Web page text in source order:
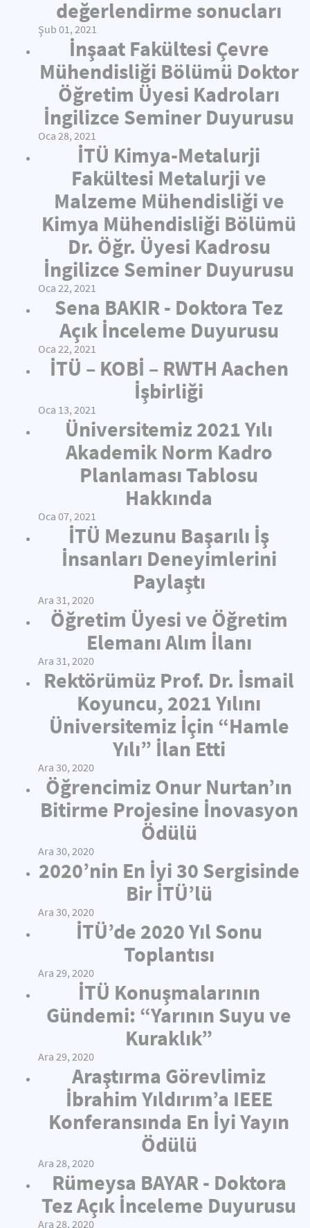
değerlendirme sonucları
Şub 01, 2021
İnşaat Fakültesi Çevre
Mühendisliği Bölümü Doktor
Öğretim Üyesi Kadroları
İngilizce Seminer Duyurusu
Oca 28, 2021
İTÜ Kimya-Metalurji
Fakültesi Metalurji ve
Malzeme Mühendisliği ve
Kimya Mühendisliği Bölümü
Dr. Öğr. Üyesi Kadrosu
İngilizce Seminer Duyurusu
Oca 22, 2021
Sena BAKIR - Doktora Tez
Açık İnceleme Duyurusu
Oca 22, 2021
İTÜ – KOBİ – RWTH Aachen
İşbirliği
Oca 13, 2021
Üniversitemiz 2021 Yılı
Akademik Norm Kadro
Planlaması Tablosu
Hakkında
Oca 07, 2021
İTÜ Mezunu Başarılı İş
İnsanları Deneyimlerini
Paylaştı
Ara 31, 2020
Öğretim Üyesi ve Öğretim
Elemanı Alım İlanı
Ara 31, 2020
Rektörümüz Prof. Dr. İsmail
Koyuncu, 2021 Yılını
Üniversitemiz İçin “Hamle
Yılı” İlan Etti
Ara 30, 2020
Öğrencimiz Onur Nurtan’ın
Bitirme Projesine İnovasyon
Ödülü
Ara 30, 2020
2020’nin En İyi 30 Sergisinde
Bir İTÜ’lü
Ara 30, 2020
İTÜ’de 2020 Yıl Sonu
Toplantısı
Ara 29, 2020
İTÜ Konuşmalarının
Gündemi: “Yarının Suyu ve
Kuraklık”
Ara 29, 2020
Araştırma Görevlimiz
İbrahim Yıldırım’a IEEE
Konferansında En İyi Yayın
Ödülü
Ara 28, 2020
Rümeysa BAYAR - Doktora
Tez Açık İnceleme Duyurusu
Ara 28, 2020